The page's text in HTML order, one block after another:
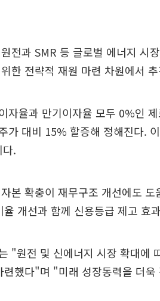
전과 SMR 등 글로벌 에너지 시
한 전략적 재원 마련 차원에서
자율과 만기이자율 모두 0%인
가 대비 15% 할증해 정해진다.
.
본 확충이 재무구조 개선에도
개선과 함께 신용등급 제고 효
"원전 및 신에너지 시장 확대에
련했다"며 "미래 성장동력을 더